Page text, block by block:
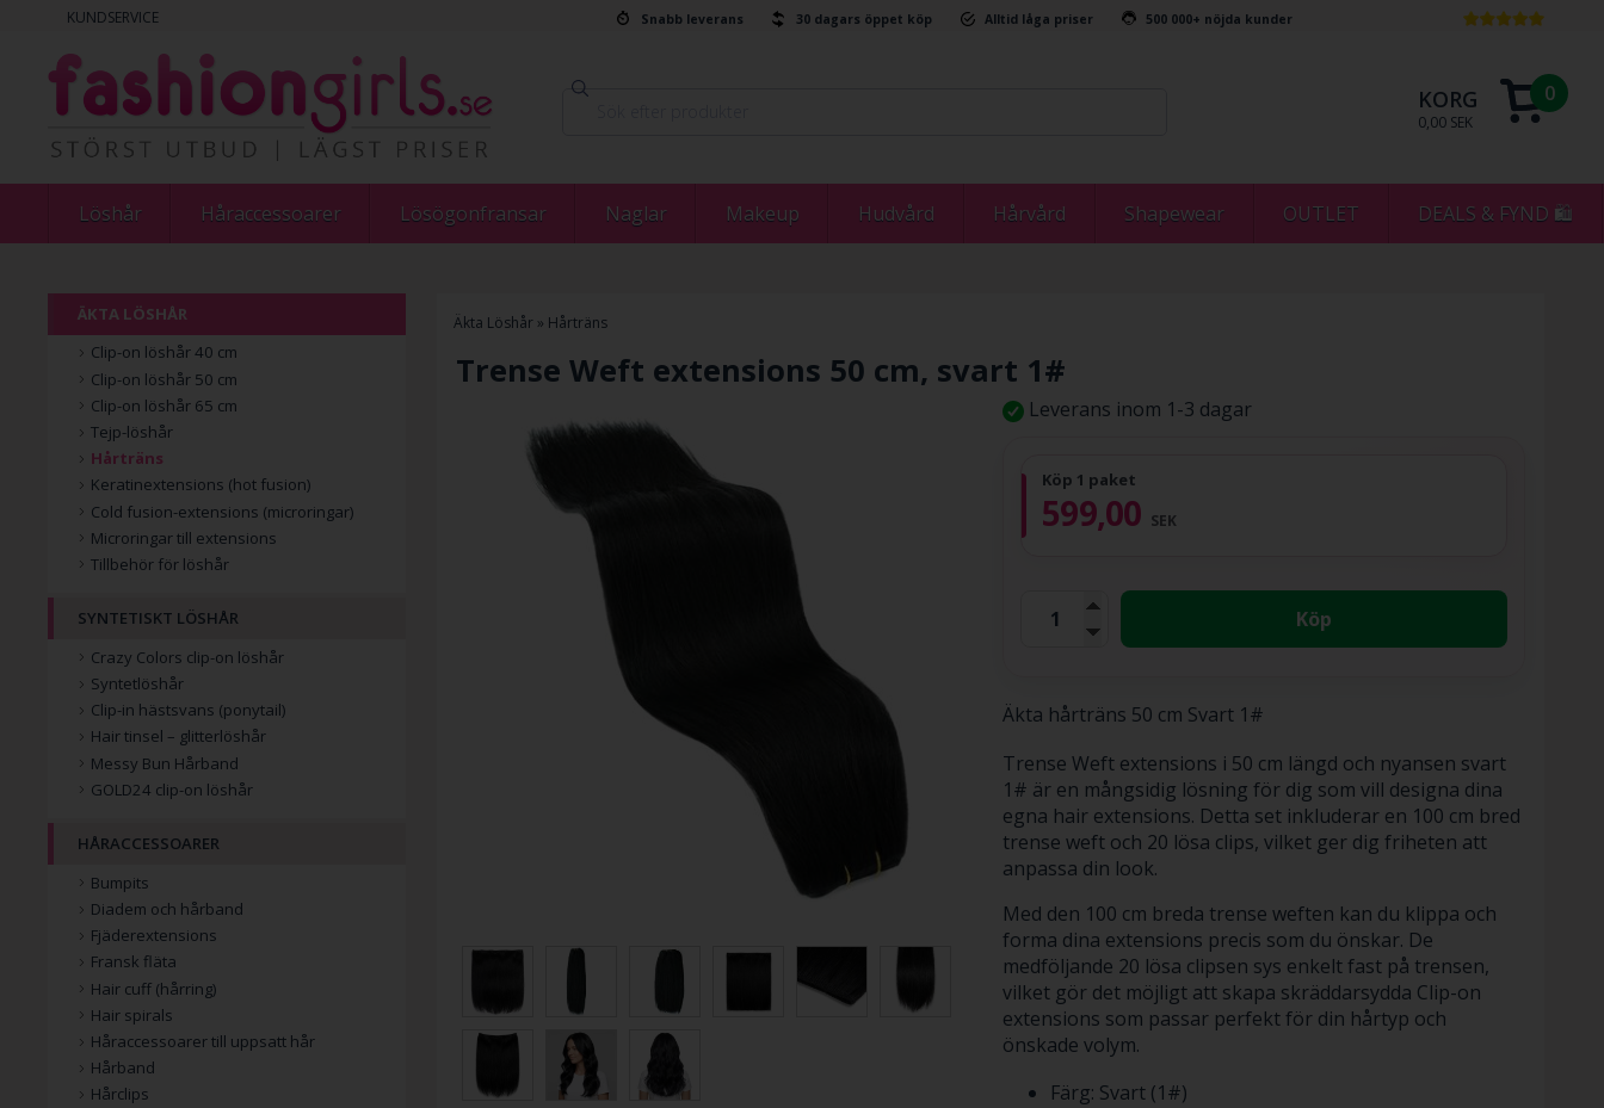
KUNDSERVICE Snabb leverans 30 dagars öppet köp Alltid låga priser 500 000+ nöjda kunder
KORG
0,00 SEK
0
Löshår Håraccessoarer Lösögonfransar Naglar Makeup Hudvård Hårvård Shapewear OUTLET DEALS & FYND 🛍
Äkta Löshår » Hårträns
Trense Weft extensions 50 cm, svart 1#
Leverans inom 1-3 dagar
Köp 1 paket
599,00 SEK
Köp
Äkta hårträns 50 cm Svart 1#
Trense Weft extensions i 50 cm längd och nyansen svart
1# är en mångsidig lösning för dig som vill designa dina
egna hair extensions. Detta set inkluderar en 100 cm bred
trense weft och 20 lösa clips, vilket ger dig friheten att
anpassa din look.
Med den 100 cm breda trense weften kan du klippa och
forma dina extensions precis som du önskar. De
medföljande 20 lösa clipsen sys enkelt fast på trensen,
vilket gör det möjligt att skapa skräddarsydda Clip-on
extensions som passar perfekt för din hårtyp och
önskade volym.
Färg: Svart (1#)
ÄKTA LÖSHÅR
Clip-on löshår 40 cm
Clip-on löshår 50 cm
Clip-on löshår 65 cm
Tejp-löshår
Hårträns
Keratinextensions (hot fusion)
Cold fusion-extensions (microringar)
Microringar till extensions
Tillbehör för löshår
SYNTETISKT LÖSHÅR
Crazy Colors clip-on löshår
Syntetlöshår
Clip-in hästsvans (ponytail)
Hair tinsel – glitterlöshår
Messy Bun Hårband
GOLD24 clip-on löshår
HÅRACCESSOARER
Bumpits
Diadem och hårband
Fjäderextensions
Fransk fläta
Hair cuff (hårring)
Hair spirals
Håraccessoarer till uppsatt hår
Hårband
Hårclips